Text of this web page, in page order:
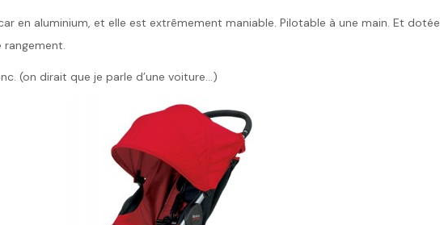
en aluminium, et elle est extrêmement maniable. Pilotable à une main. Et dotée
rangement.
(on dirait que je parle d’une voiture…)